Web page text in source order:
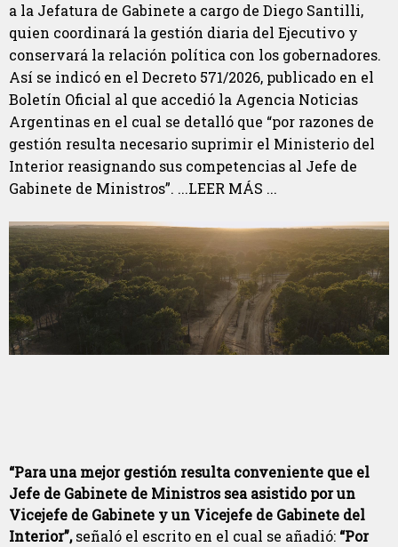
a la Jefatura de Gabinete a cargo de Diego Santilli,
quien coordinará la gestión diaria del Ejecutivo y
conservará la relación política con los gobernadores.
Así se indicó en el Decreto 571/2026, publicado en el
Boletín Oficial al que accedió la Agencia Noticias
Argentinas en el cual se detalló que “por razones de
gestión resulta necesario suprimir el Ministerio del
Interior reasignando sus competencias al Jefe de
Gabinete de Ministros”. ...LEER MÁS ...
“Para una mejor gestión resulta conveniente que el
Jefe de Gabinete de Ministros sea asistido por un
Vicejefe de Gabinete y un Vicejefe de Gabinete del
Interior”,señaló el escrito en el cual se añadió: “Por